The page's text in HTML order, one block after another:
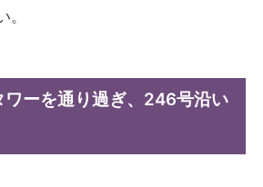
。
ワーを通り過ぎ、246号沿い